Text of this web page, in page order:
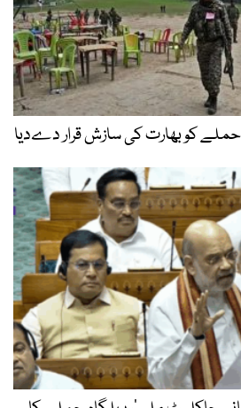
حملے کو بھارت کی سازش قرار دےدیا